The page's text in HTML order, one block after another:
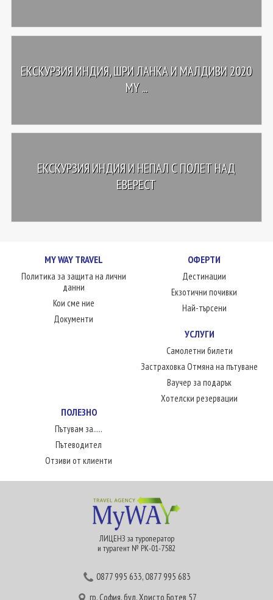
ЕКСКУРЗИЯ ИНДИЯ, ШРИ ЛАНКА И МАЛДИВИ 2020
MY ...
ЕКСКУРЗИЯ ИНДИЯ И НЕПАЛ С ПОЛЕТ НАД
ЕВЕРЕСТ
MY WAY TRAVEL
Политика за защита на лични
данни
Кои сме ние
Документи
ОФЕРТИ
Дестинации
Екзотични почивки
Най-търсени
УСЛУГИ
Самолетни билети
Застраховка Отмяна на пътуване
Ваучер за подарък
Хотелски резервации
ПОЛЕЗНО
Пътувам за.....
Пътеводител
Отзиви от клиенти
ЛИЦЕНЗ за туроператор
и турагент № РК-01-7582
0877 995 633,0877 995 683
гр. София, бул. Христо Ботев 57